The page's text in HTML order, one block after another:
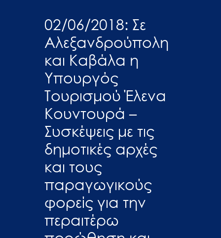
02/06/2018: Σε
Αλεξανδρούπολη
και Καβάλα η
Υπουργός
Τουρισμού Έλενα
Κουντουρά –
Συσκέψεις με τις
δημοτικές αρχές
και τους
παραγωγικούς
φορείς για την
περαιτέρω